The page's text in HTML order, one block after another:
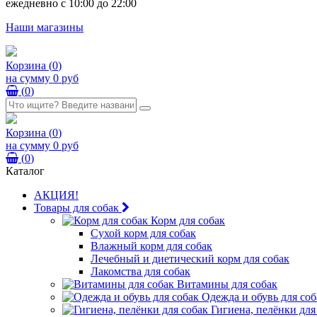
ежедневно с 10:00 до 22:00
Наши магазины
Корзина (0)
на сумму 0 руб
(0)
Корзина (0)
на сумму 0 руб
(0)
Каталог
АКЦИЯ!
Товары для собак
Корм для собак
Сухой корм для собак
Влажный корм для собак
Лечебный и диетический корм для собак
Лакомства для собак
Витамины для собак
Одежда и обувь для
Гигиена, пелёнки для